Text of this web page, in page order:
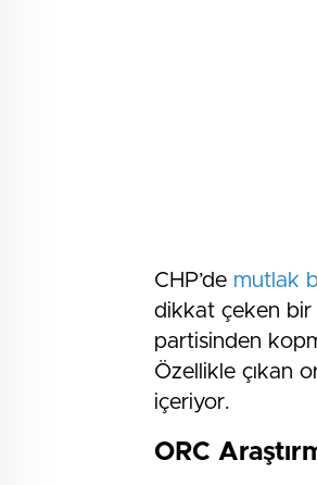
CHP’de mutlak
dikkat çeken bir
partisinden
Özellikle çıkan
içeriyor.
ORC